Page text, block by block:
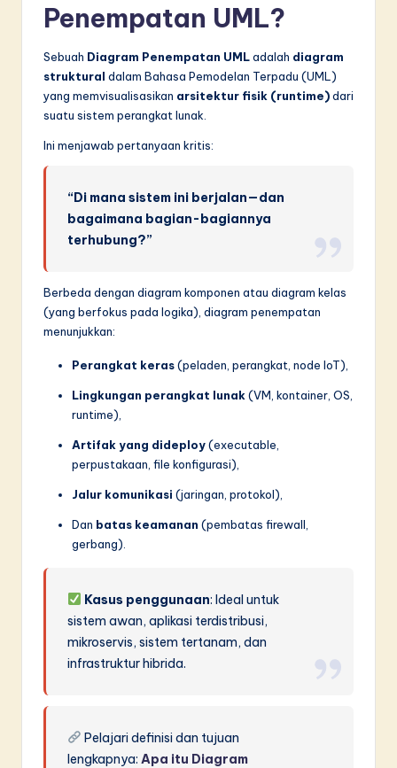
Penempatan UML?
Sebuah Diagram Penempatan UMLadalah diagram
struktural dalam Bahasa Pemodelan Terpadu (UML)
yang memvisualisasikan arsitektur fisik (runtime)dari
suatu sistem perangkat lunak.
Ini menjawab pertanyaan kritis:
“Di mana sistem ini berjalan—dan
bagaimana bagian-bagiannya
terhubung?”
Berbeda dengan diagram komponen atau diagram kelas
(yang berfokus pada logika), diagram penempatan
menunjukkan:
Perangkat keras(peladen, perangkat, node IoT),
Lingkungan perangkat lunak(VM, kontainer, OS,
runtime),
Artifak yang dideploy(executable,
perpustakaan, file konfigurasi),
Jalur komunikasi (jaringan, protokol),
Dan batas keamanan (pembatas firewall,
gerbang).
Kasus penggunaan: Ideal untuk
sistem awan, aplikasi terdistribusi,
mikroservis, sistem tertanam, dan
infrastruktur hibrida.
Pelajari definisi dan tujuan
lengkapnya:Apa itu Diagram